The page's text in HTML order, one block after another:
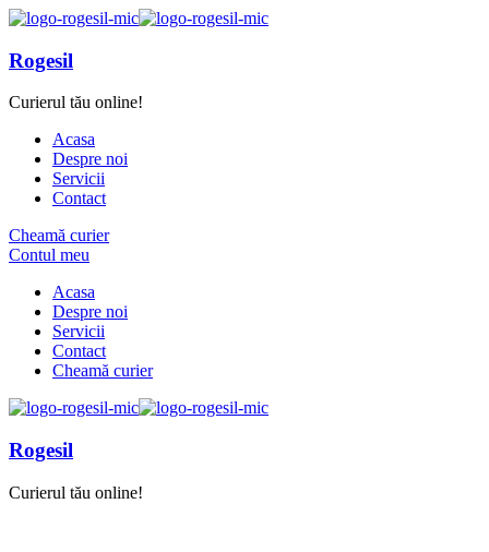
Rogesil
Curierul tău online!
Acasa
Despre noi
Servicii
Contact
Cheamă curier
Contul meu
Acasa
Despre noi
Servicii
Contact
Cheamă curier
Rogesil
Curierul tău online!